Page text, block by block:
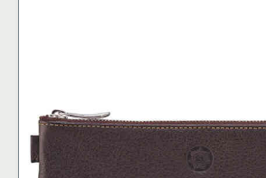
väljas
på
produktsidan